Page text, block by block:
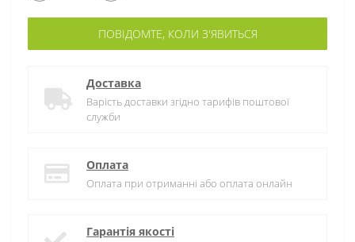
ПОВІДОМТЕ, КОЛИ З'ЯВИТЬСЯ
Доставка
Варість доставки згідно тарифів поштової
служби
Оплата
Оплата при отриманні або оплата онлайн
Гарантія якості